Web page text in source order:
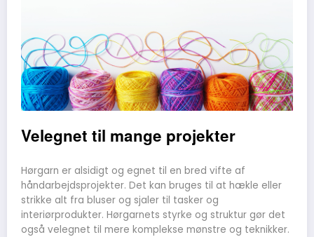
Velegnet til mange projekter
Hørgarn er alsidigt og egnet til en bred vifte af
håndarbejdsprojekter. Det kan bruges til at hækle eller
strikke alt fra bluser og sjaler til tasker og
interiørprodukter. Hørgarnets styrke og struktur gør det
også velegnet til mere komplekse mønstre og teknikker.